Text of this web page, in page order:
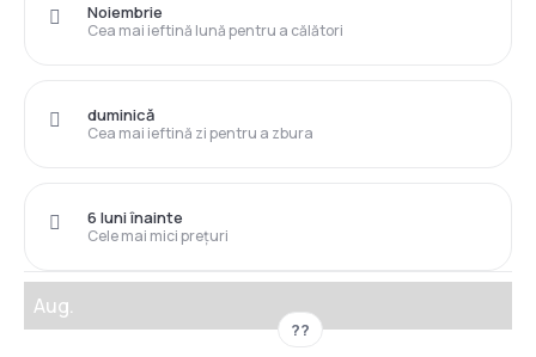
Cea mai ieftină lună pentru a călători
Noiembrie
Cea mai ieftină zi pentru a zbura
duminică
Cele mai mici prețuri
6 luni înainte
Aug.
??